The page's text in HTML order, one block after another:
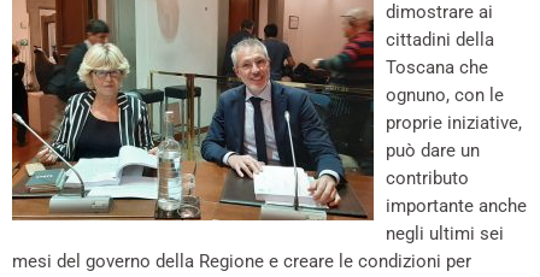
dimostrare ai
cittadini della
Toscana che
ognuno, con le
proprie iniziative,
può dare un
contributo
importante anche
negli ultimi sei
mesi del governo della Regione e creare le condizioni per